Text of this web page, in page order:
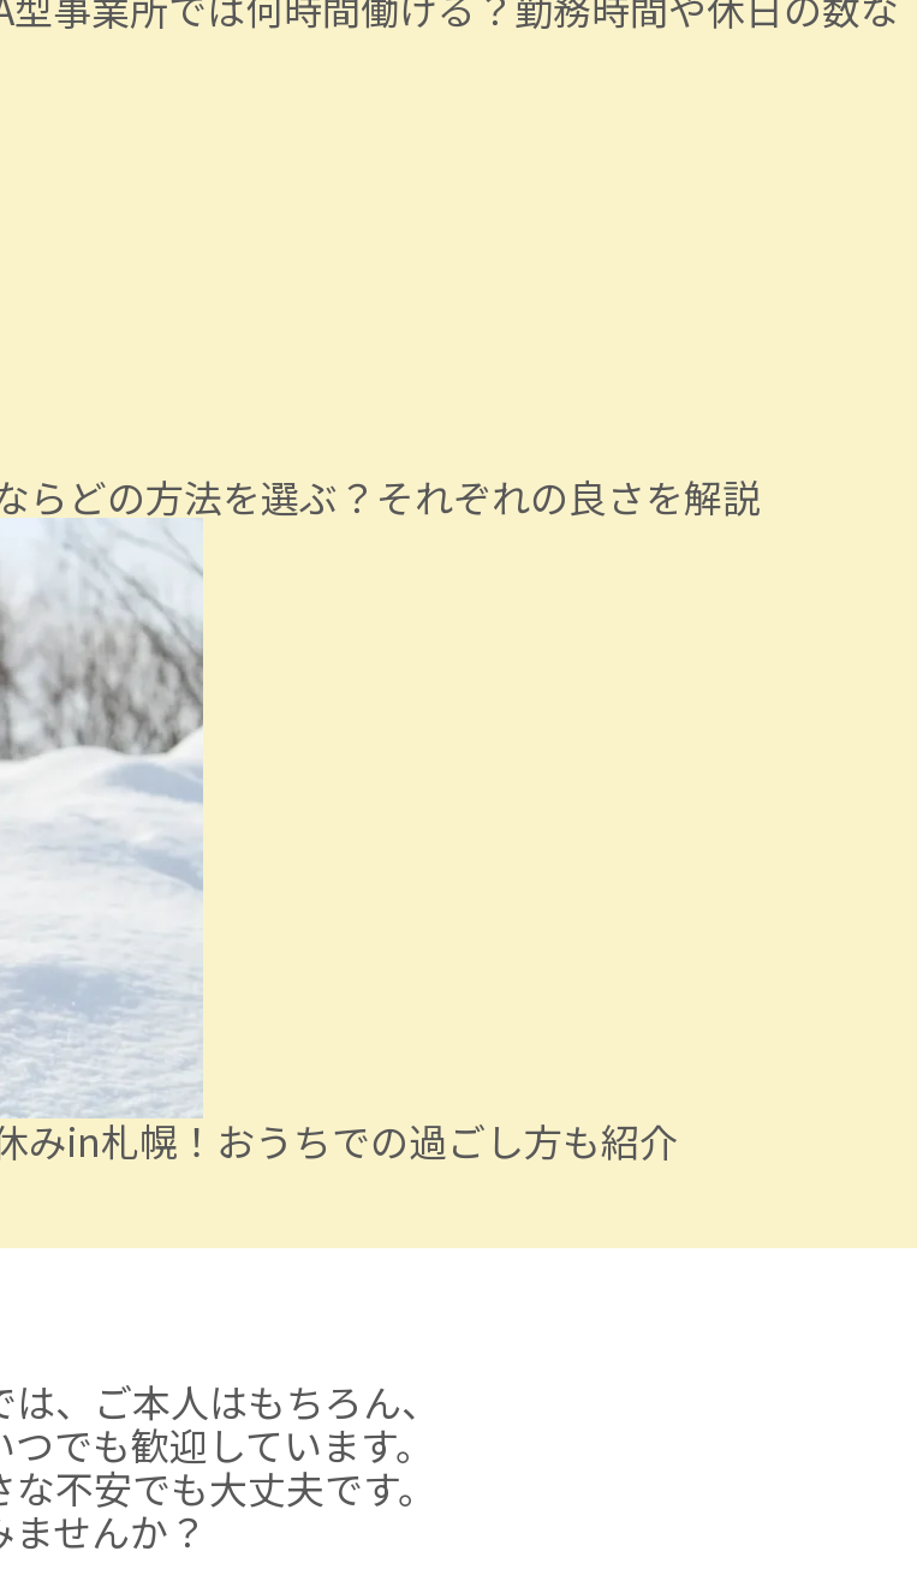
らどの方法を選ぶ？それぞれの良さを解説
みin札幌！おうちでの過ごし方も紹介
、ご本人はもちろん、
つでも歓迎しています。
な不安でも大丈夫です。
せんか？